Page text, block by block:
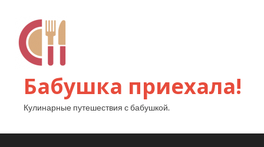
Бабушка приехала!
Кулинарные путешествия с бабушкой.